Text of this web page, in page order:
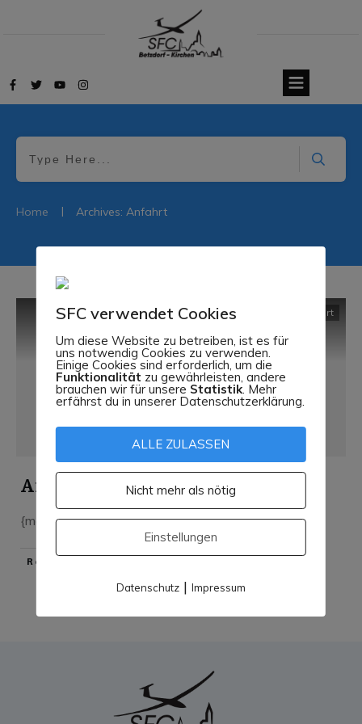
Home | Archives: Anfahrt
Anfahrt
Anfahrt
{mosmap}...
​Read More
SFC verwendet Cookies
Um diese Website zu betreiben, ist es für
uns notwendig Cookies zu verwenden.
Einige Cookies sind erforderlich, um die
Funktionalität zu gewährleisten, andere
brauchen wir für unsere Statistik. Mehr
erfährst du in unserer Datenschutzerklärung.
ALLE ZULASSEN
Nicht mehr als nötig
Einstellungen
Datenschutz| Impressum